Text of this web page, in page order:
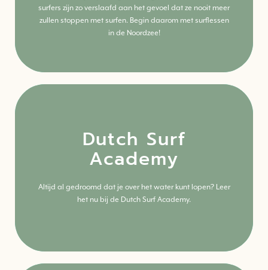
surfers zijn zo verslaafd aan het gevoel dat ze nooit meer
zullen stoppen met surfen. Begin daarom met surflessen
in de Noordzee!
Meer weten? Lees alles over deze activiteit.
Dutch Surf
Academy
Altijd al gedroomd dat je over het water kunt lopen? Leer
het nu bij de Dutch Surf Academy.
Meer weten? Lees alles over deze activiteit.
Klik hier